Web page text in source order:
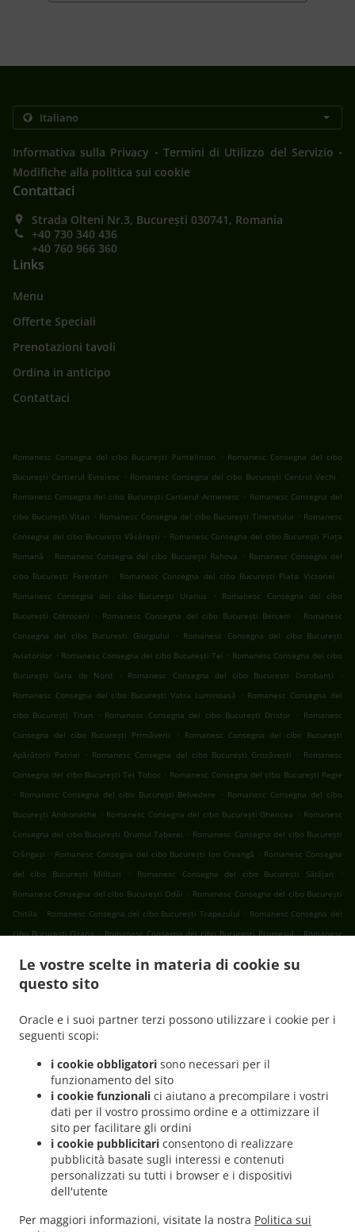
Le vostre scelte in materia di cookie su
questo sito
Oracle e i suoi partner terzi possono utilizzare i cookie per i
seguenti scopi:
i cookie obbligatori sono necessari per il
funzionamento del sito
i cookie funzionali ci aiutano a precompilare i vostri
dati per il vostro prossimo ordine e a ottimizzare il
sito per facilitare gli ordini
i cookie pubblicitari consentono di realizzare
pubblicità basate sugli interessi e contenuti
personalizzati su tutti i browser e i dispositivi
dell'utente
Per maggiori informazioni, visitate la nostra Politica sui
Informativa sulla Privacy . Termini di Utilizzo del Servizio .
Modifiche alla politica sui cookie
Contattaci
Strada Olteni Nr.3, București 030741, Romania
+40 730 340 436
+40 760 966 360
Links
Menu
Offerte Speciali
Prenotazioni tavoli
Ordina in anticipo
Contattaci
Romanesc Consegna del cibo București Pantelimon . Romanesc Consegna del cibo
București Cartierul Evreiesc . Romanesc Consegna del cibo București Centrul Vechi .
Romanesc Consegna del cibo București Cartierul Armenesc . Romanesc Consegna del
cibo București Vitan . Romanesc Consegna del cibo București Tineretului . Romanesc
Consegna del cibo București Văcărești . Romanesc Consegna del cibo București Piața
Romană . Romanesc Consegna del cibo București Rahova . Romanesc Consegna del
cibo București Ferentari
. Romanesc Consegna del cibo București Piata Victoriei
.
Romanesc Consegna del cibo București Uranus
.
Romanesc Consegna del cibo
București Cotroceni
. Romanesc Consegna del cibo București Berceni . Romanesc
Consegna del cibo București Giurgiului
. Romanesc Consegna del cibo București
Aviatorilor . Romanesc Consegna del cibo București Tei . Romanesc Consegna del cibo
București Gara de Nord
. Romanesc Consegna del cibo București Dorobanți
.
Romanesc Consegna del cibo București Vatra Luminoasă
. Romanesc Consegna del
cibo București Titan
. Romanesc Consegna del cibo București Dristor . Romanesc
Consegna del cibo București Primăverii
. Romanesc Consegna del cibo București
Apărătorii Patriei
. Romanesc Consegna del cibo București Grozăvești . Romanesc
Consegna del cibo București Tei Toboc . Romanesc Consegna del cibo București Regie
. Romanesc Consegna del cibo București Belvedere . Romanesc Consegna del cibo
București Andronache . Romanesc Consegna del cibo București Ghencea . Romanesc
Consegna del cibo București Drumul Taberei . Romanesc Consegna del cibo București
Crângași . Romanesc Consegna del cibo București Ion Creangă . Romanesc Consegna
del cibo București Militari
. Romanesc Consegna del cibo București Sălăjan
.
Romanesc Consegna del cibo București Odăi . Romanesc Consegna del cibo București
Chitila . Romanesc Consegna del cibo București Trapezului . Romanesc Consegna del
cibo București Ozana . Romanesc Consegna del cibo București Progresul . Romanesc
București Aviației
. Romanesc Consegna del cibo București Pajura .
Consegna del cibo București Dămăroaia
Romanesc Consegna del cibo București Sector 3
Romanesc Consegna del
cibo București Sector 4
Romanesc Consegna del cibo București Sector 6 .
Romanesc Consegna del cibo
București Fundeni . Romanesc Consegna del cibo București
Romanesc Consegna del
cibo Popești-Leordeni Sector 3 . Romanesc Consegna del cibo Popești-Leordeni Sector
Romanesc Consegna del cibo Popești-Leordeni
. Romanesc Consegna del cibo Dobroești Sector 2
Consegna del cibo Dobroești
Romanesc Consegna del cibo Voluntari Pipera
Romanesc Consegna del cibo Voluntari Sector 2
.